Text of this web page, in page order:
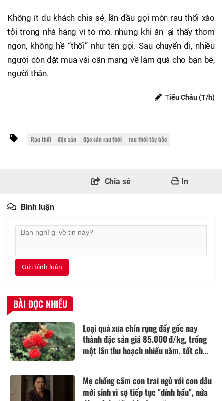
Không ít du khách chia sẻ, lần đầu gọi món rau thối xào
tỏi trong nhà hàng vì tò mò, nhưng khi ăn lại thấy thơm
ngon, không hề “thối” như tên gọi. Sau chuyến đi, nhiều
người còn đặt mua vài cân mang về làm quà cho bạn bè,
người thân.
Tiểu Châu (T/h)
Rau thối đặc sản đặc sản rau thối rau thối tây bắc
Chia sẻ In
Bình luận
Gửi bình luận
BÀI ĐỌC NHIỀU
Loại quả xưa chín rụng đầy gốc nay
thành đặc sản giá 85.000 đ/kg, trồng
một lần thu hoạch nhiều năm, tốt cho
Mẹ chồng cấm con trai ngủ với con dâu
mới sinh vì sợ tiếp tục "dính bầu", nửa